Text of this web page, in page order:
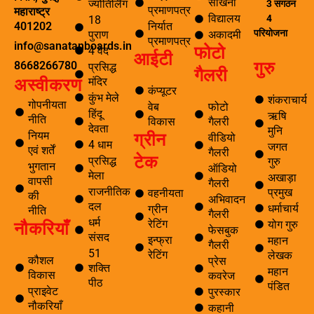
महाराष्ट्र
401202
info@sanatanboards.in
8668266780
अस्वीकरण
गोपनीयता
नीति
नियम
एवं शर्तें
भुगतान
वापसी
की
नीति
नौकरियाँ
कौशल
विकास
प्राइवेट
नौकरियाँ
ज्योतिर्लिंग
18
पुराण
4 वेद
प्रसिद्ध
मंदिर
कुंभ मेले
हिंदू
देवता
4 धाम
प्रसिद्ध
मेला
राजनीतिक
दल
धर्म
संसद
51
शक्ति
पीठ
प्रमाणपत्र
निर्यात
प्रमाणपत्र
आईटी
कंप्यूटर
वेब
विकास
ग्रीन
टेक
वहनीयता
ग्रीन
रेटिंग
इन्फ्रा
रेटिंग
विद्यालय
अकादमी
फोटो
गैलरी
फोटो
गैलरी
वीडियो
गैलरी
ऑडियो
गैलरी
अभिवादन
गैलरी
फेसबुक
गैलरी
प्रेस
कवरेज
पुरस्कार
कहानी
3 संगठन
4
परियोजना
गुरु
शंकराचार्य
ऋषि
मुनि
जगत
गुरु
अखाड़ा
प्रमुख
धर्माचार्य
योग गुरु
महान
लेखक
महान
पंडित